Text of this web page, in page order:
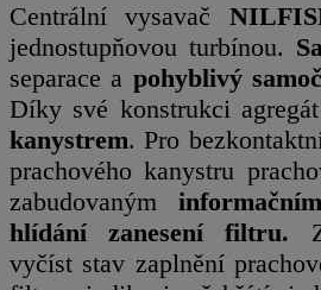
Centrální vysavač
jednostupňovou turbínou.
separace a pohyblivý
Díky své konstrukci
kanystrem. Pro
prachového kanystru
zabudovaným
hlídání zanesení filtru.
vyčíst stav zaplnění